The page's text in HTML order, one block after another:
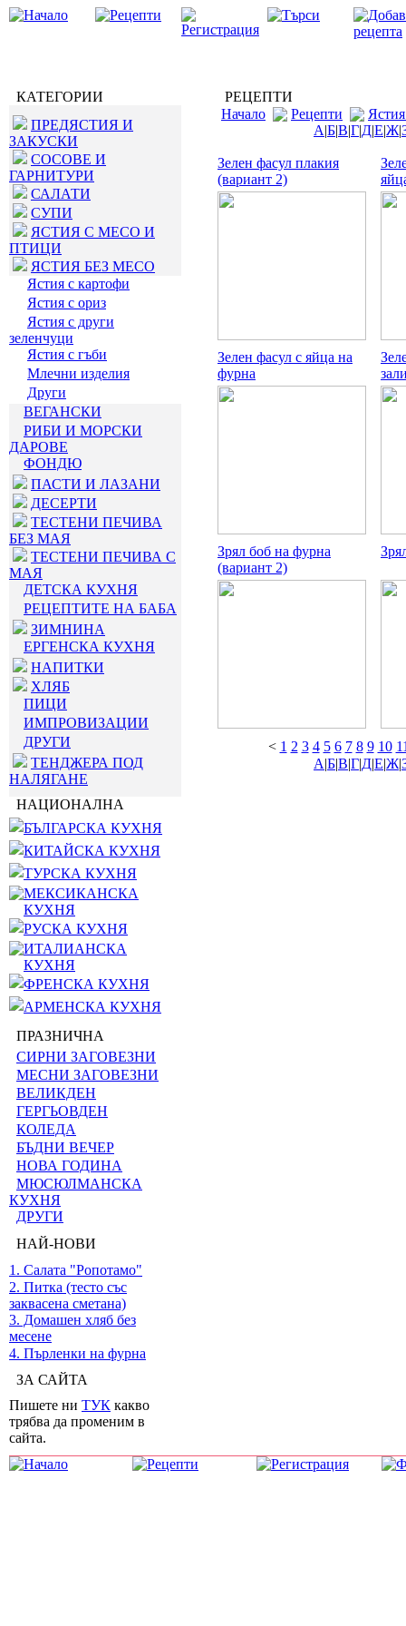
КАТЕГОРИИ
ПРЕДЯСТИЯ И
ЗАКУСКИ
СОСОВЕ И
ГАРНИТУРИ
САЛАТИ
СУПИ
ЯСТИЯ С МЕСО И
ПТИЦИ
ЯСТИЯ БЕЗ МЕСО
Ястия с картофи
Ястия с ориз
Ястия с други
зеленчуци
Ястия с гъби
Млечни изделия
Други
ВЕГАНСКИ
РИБИ И МОРСКИ
ДАРОВЕ
ФОНДЮ
ПАСТИ И ЛАЗАНИ
ДЕСЕРТИ
ТЕСТЕНИ ПЕЧИВА
БЕЗ МАЯ
ТЕСТЕНИ ПЕЧИВА С
МАЯ
ДЕТСКА КУХНЯ
РЕЦЕПТИТЕ НА БАБА
ЗИМНИНА
ЕРГЕНСКА КУХНЯ
НАПИТКИ
ХЛЯБ
ПИЦИ
ИМПРОВИЗАЦИИ
ДРУГИ
ТЕНДЖЕРА ПОД
НАЛЯГАНЕ
НАЦИОНАЛНА
БЪЛГАРСКА КУХНЯ
КИТАЙСКА КУХНЯ
ТУРСКА КУХНЯ
МЕКСИКАНСКА
КУХНЯ
РУСКА КУХНЯ
ИТАЛИАНСКА
КУХНЯ
ФРЕНСКА КУХНЯ
АРМЕНСКА КУХНЯ
ПРАЗНИЧНА
СИРНИ ЗАГОВЕЗНИ
МЕСНИ ЗАГОВЕЗНИ
ВЕЛИКДЕН
ГЕРГЬОВДЕН
КОЛЕДА
БЪДНИ ВЕЧЕР
НОВА ГОДИНА
МЮСЮЛМАНСКА
КУХНЯ
ДРУГИ
НАЙ-НОВИ
1. Салата "Ропотамо"
2. Питка (тесто със
заквасена сметана)
3. Домашен хляб без
месене
4. Пърленки на фурна
ЗА САЙТА
Пишете ни ТУК какво
трябва да променим в
сайта.
РЕЦЕПТИ
Начало
Рецепти
А|Б|В|Г|Д|Е|Ж|
Зелен фасул плакия
(вариант 2)
Зелен фасул с яйца на
фурна
Зрял боб на фурна
(вариант 2)
< 1 2 3 4 5 6 7 8 9 10
А|Б|В|Г|Д|Е|Ж|